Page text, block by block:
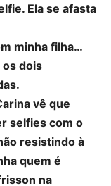
Ela se afasta
minha filha…
os dois
vê que
selfies com o
resistindo à
quem é
na